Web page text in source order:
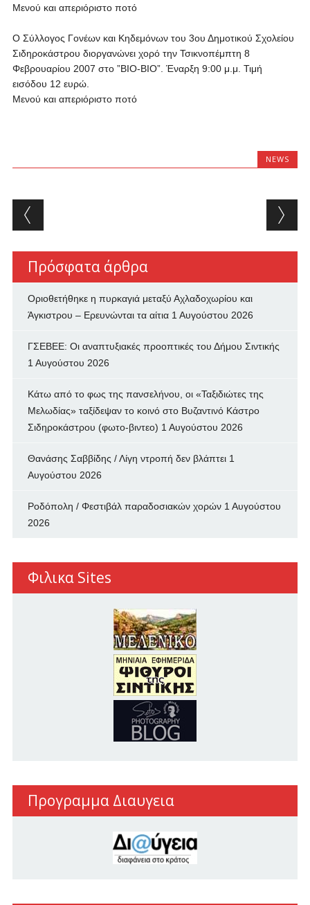
Μενού και απεριόριστο ποτό
Ο Σύλλογος Γονέων και Κηδεμόνων του 3ου Δημοτικού Σχολείου
Σιδηροκάστρου διοργανώνει χορό την Τσικνοπέμπτη 8
Φεβρουαρίου 2007 στο ”ΒΙΟ-ΒΙΟ”. Έναρξη 9:00 μ.μ. Τιμή
εισόδου 12 ευρώ.
Μενού και απεριόριστο ποτό
NEWS
Post navigation
Πρόσφατα άρθρα
Οριοθετήθηκε η πυρκαγιά μεταξύ Αχλαδοχωρίου και
Άγκιστρου – Ερευνώνται τα αίτια 1 Αυγούστου 2026
ΓΣΕΒΕΕ: Οι αναπτυξιακές προοπτικές του Δήμου Σιντικής
1 Αυγούστου 2026
Κάτω από το φως της πανσελήνου, οι «Ταξιδιώτες της
Μελωδίας» ταξίδεψαν το κοινό στο Βυζαντινό Κάστρο
Σιδηροκάστρου (φωτο-βιντεο) 1 Αυγούστου 2026
Θανάσης Σαββίδης / Λίγη ντροπή δεν βλάπτει 1
Αυγούστου 2026
Ροδόπολη / Φεστιβάλ παραδοσιακών χορών 1 Αυγούστου
2026
Φιλικα Sites
Προγραμμα Διαυγεια